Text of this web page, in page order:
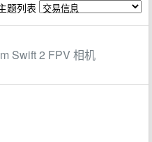
题列表
Swift 2 FPV 相机